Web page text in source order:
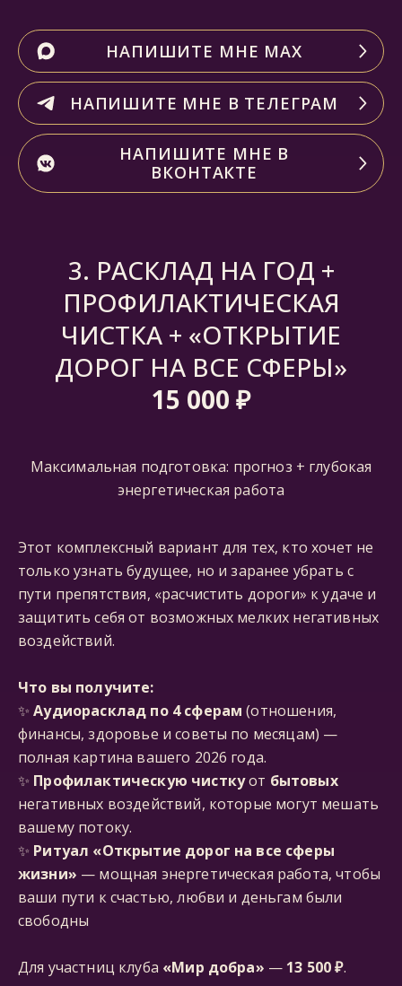
НАПИШИТЕ МНЕ МАХ
НАПИШИТЕ МНЕ В ТЕЛЕГРАМ
НАПИШИТЕ МНЕ В
ВКОНТАКТЕ
3. РАСКЛАД НА ГОД +
ПРОФИЛАКТИЧЕСКАЯ
ЧИСТКА + «ОТКРЫТИЕ
ДОРОГ НА ВСЕ СФЕРЫ»
15 000 ₽
Максимальная подготовка: прогноз + глубокая
энергетическая работа
Этот комплексный вариант для тех, кто хочет не
только узнать будущее, но и заранее убрать с
пути препятствия, «расчистить дороги» к удаче и
защитить себя от возможных мелких негативных
воздействий.
Что вы получите:
✨Аудиорасклад по 4 сферам (отношения,
финансы, здоровье и советы по месяцам) —
полная картина вашего 2026 года.
✨ Профилактическую чисткуот бытовых
негативных воздействий, которые могут мешать
вашему потоку.
✨ Ритуал «Открытие дорог на все сферы
жизни» — мощная энергетическая работа, чтобы
ваши пути к счастью, любви и деньгам были
свободны
Для участниц клуба «Мир добра» — 13 500 ₽.